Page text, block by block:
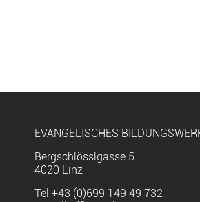
EVANGELISCHES
Bergschlösslgasse 5
4020 Linz
Tel +43 (0)699 149 49 732